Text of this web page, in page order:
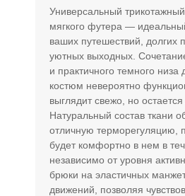
Универсальный
мягкого футера —
ваших путешествий, долгих
уютных выходных.
и практичного темного низа
костюм невероятно
выглядит свежо, но остается
Натуральный состав ткани
отличную терморегуляцию,
будет комфортно в нем в
независимо от уровня
брюки на эластичных
движений, позволяя